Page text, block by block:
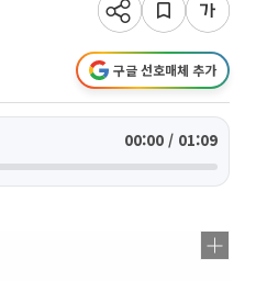
구글 선호매체 추가
00:00 / 01:09